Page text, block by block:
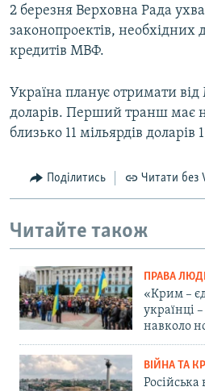
2 березня Верховна Рада
законопроектів, необхідних
кредитів МВФ.
Україна планує отримати від
доларів. Перший транш має
близько 11 мільярдів доларів
Поділитись Читати без
Читайте також
ПРАВА
«Крим –
українці
навколо
ВІЙНА ТА
Російська